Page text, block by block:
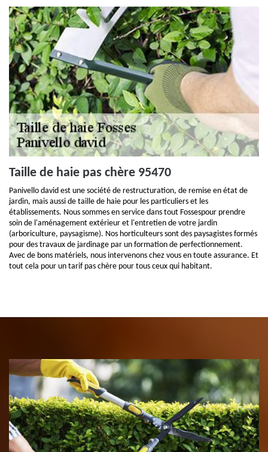
Taille de haie pas chère 95470
Panivello david est une société de restructuration, de remise en état de
jardin, mais aussi de taille de haie pour les particuliers et les
établissements. Nous sommes en service dans tout Fossespour prendre
soin de l'aménagement extérieur et l'entretien de votre jardin
(arboriculture, paysagisme). Nos horticulteurs sont des paysagistes formés
pour des travaux de jardinage par un formation de perfectionnement.
Avec de bons matériels, nous intervenons chez vous en toute assurance. Et
tout cela pour un tarif pas chère pour tous ceux qui habitant.